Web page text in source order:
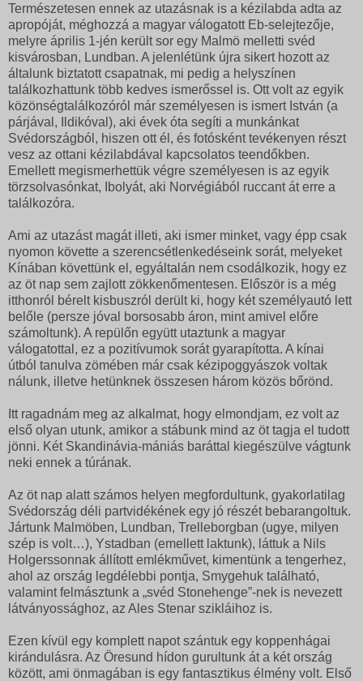
Természetesen ennek az utazásnak is a kézilabda adta az
apropóját, méghozzá a magyar válogatott Eb-selejtezője,
melyre április 1-jén került sor egy Malmö melletti svéd
kisvárosban, Lundban. A jelenlétünk újra sikert hozott az
általunk biztatott csapatnak, mi pedig a helyszínen
találkozhattunk több kedves ismerőssel is. Ott volt az egyik
közönségtalálkozóról már személyesen is ismert István (a
párjával, Ildikóval), aki évek óta segíti a munkánkat
Svédországból, hiszen ott él, és fotósként tevékenyen részt
vesz az ottani kézilabdával kapcsolatos teendőkben.
Emellett megismerhettük végre személyesen is az egyik
törzsolvasónkat, Ibolyát, aki Norvégiából ruccant át erre a
találkozóra.
Ami az utazást magát illeti, aki ismer minket, vagy épp csak
nyomon követte a szerencsétlenkedéseink sorát, melyeket
Kínában követtünk el, egyáltalán nem csodálkozik, hogy ez
az öt nap sem zajlott zökkenőmentesen. Először is a még
itthonról bérelt kisbuszról derült ki, hogy két személyautó lett
belőle (persze jóval borsosabb áron, mint amivel előre
számoltunk). A repülőn együtt utaztunk a magyar
válogatottal, ez a pozitívumok sorát gyarapította. A kínai
útból tanulva zömében már csak kézipoggyászok voltak
nálunk, illetve hetünknek összesen három közös bőrönd.
Itt ragadnám meg az alkalmat, hogy elmondjam, ez volt az
első olyan utunk, amikor a stábunk mind az öt tagja el tudott
jönni. Két Skandinávia-mániás baráttal kiegészülve vágtunk
neki ennek a túrának.
Az öt nap alatt számos helyen megfordultunk, gyakorlatilag
Svédország déli partvidékének egy jó részét bebarangoltuk.
Jártunk Malmöben, Lundban, Trelleborgban (ugye, milyen
szép is volt…), Ystadban (emellett laktunk), láttuk a Nils
Holgerssonnak állított emlékművet, kimentünk a tengerhez,
ahol az ország legdélebbi pontja, Smygehuk található,
valamint felmásztunk a „svéd Stonehenge”-nek is nevezett
látványossághoz, az Ales Stenar szikláihoz is.
Ezen kívül egy komplett napot szántuk egy koppenhágai
kirándulásra. Az Öresund hídon gurultunk át a két ország
között, ami önmagában is egy fantasztikus élmény volt. Első